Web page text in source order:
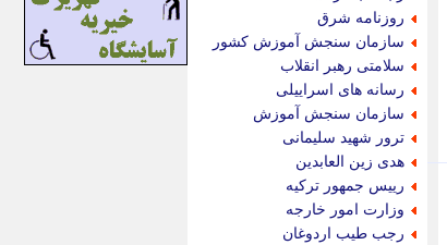
روزنامه شرق
سازمان سنجش آموزش کشور
سلامتی رهبر انقلاب
رسانه های اسراییلی
سازمان سنجش آموزش
ترور شهید سلیمانی
هدی زین العابدین
رییس جمهور ترکیه
وزارت امور خارجه
رجب طیب اردوغان
ببین و بخون
بدینسان
بنکر